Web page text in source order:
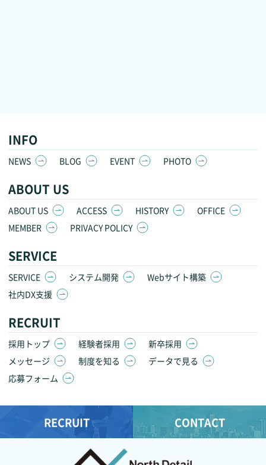
INFO
NEWS BLOG EVENT PHOTO
ABOUT US
ABOUT US ACCESS HISTORY
OFFICE
MEMBER
PRIVACY POLICY
SERVICE
SERVICE システム開発
Webサイト構築
社内DX支援
RECRUIT
採用トップ 経験者採用
新卒採用
メッセージ
制度を知る
データで見る
応募フォーム
RECRUIT CONTACT